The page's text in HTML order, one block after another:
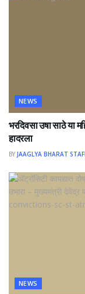
NEWS
भरदिवसा उषा साठे या
हादरला
BY JAAGLYA BHARAT
NEWS